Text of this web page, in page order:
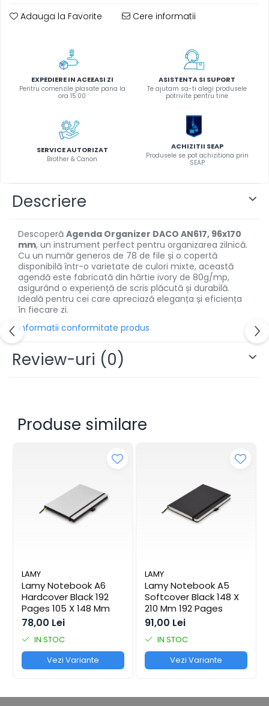
Instrumente de scris
Creioane Grafice
Markere / Textmarkere
Creioane Mecanice / Mine
Organizare și Arhivare
Dosare
Folii Protecție
Cutii Arhivare
Alonje
Clipboard-uri
Accesorii pentru Arhivare
Caiete Mecanice
Articole Ambalare
Elastice bani
Sfoară
Instrumente de Scris și Desen
Accesorii pentru Pictură
Plastilină
Socotitori / Bețigașe
Articole Creative și Craft
Carioci
Creioane Colorate
Instrumente Geometrie
Adauga la Favorite Cere informatii
EXPEDIERE IN ACEEASI ZI
Pentru comenzile plasate pana la
ora 15:00
ASISTENTA SI SUPORT
Te ajutam sa-ti alegi produsele
potrivite pentru tine
SERVICE AUTORIZAT
Brother & Canon
ACHIZITII SEAP
Produsele se pot achizitiona prin
SEAP
Descriere
Descoperă Agenda Organizer DACO AN617, 96x170
mm, un instrument perfect pentru organizarea zilnică.
Cu un număr generos de 78 de file și o copertă
disponibilă într-o varietate de culori mixte, această
agendă este fabricată din hârtie ivory de 80g/mp,
asigurând o experiență de scris plăcută și durabilă.
Ideală pentru cei care apreciază eleganța și eficiența
în fiecare zi.
Informatii conformitate produs
Review-uri (0)
Produse similare
LAMY
Lamy Notebook A6
Hardcover Black 192
Pages 105 X 148 Mm
78,00 Lei
IN STOC
Vezi Variante
LAMY
Lamy Notebook A5
Softcover Black 148 X
210 Mm 192 Pages
91,00 Lei
IN STOC
Vezi Variante